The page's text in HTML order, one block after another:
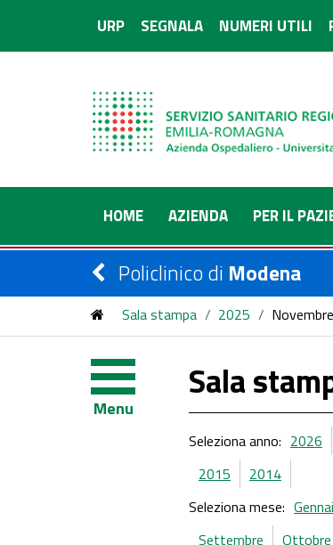
URP SEGNALA NUMERI UTILI
HOME AZIENDA PER IL
Policlinico di Modena
Sala stampa / 2025 / Novembre
Menu
Sala
Seleziona anno: 2026
2015
2014
Seleziona mese:
Settembre
Ottobre